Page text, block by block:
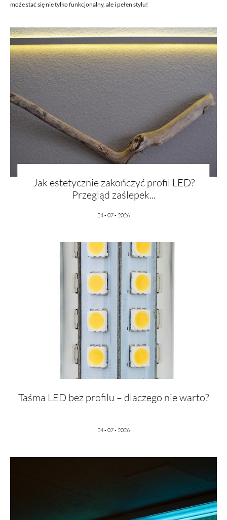
może stać się nie tylko funkcjonalny, ale i pełen stylu!
Jak estetycznie zakończyć profil LED?
Przegląd zaślepek...
24 - 07 - 2026
Taśma LED bez profilu – dlaczego nie warto?
24 - 07 - 2026